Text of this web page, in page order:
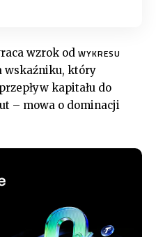
wzrok od WYKRESU
wskaźniku, który
kapitału do
– mowa o dominacji